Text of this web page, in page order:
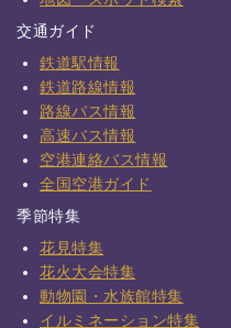
交通ガイド
鉄道駅情報
鉄道路線情報
路線バス情報
高速バス情報
空港連絡バス情報
全国空港ガイド
季節特集
花見特集
花火大会特集
動物園・水族館特集
イルミネーション特集